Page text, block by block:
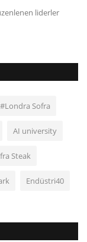
#Londra Sofra
AI university
Steak
Endüstri40